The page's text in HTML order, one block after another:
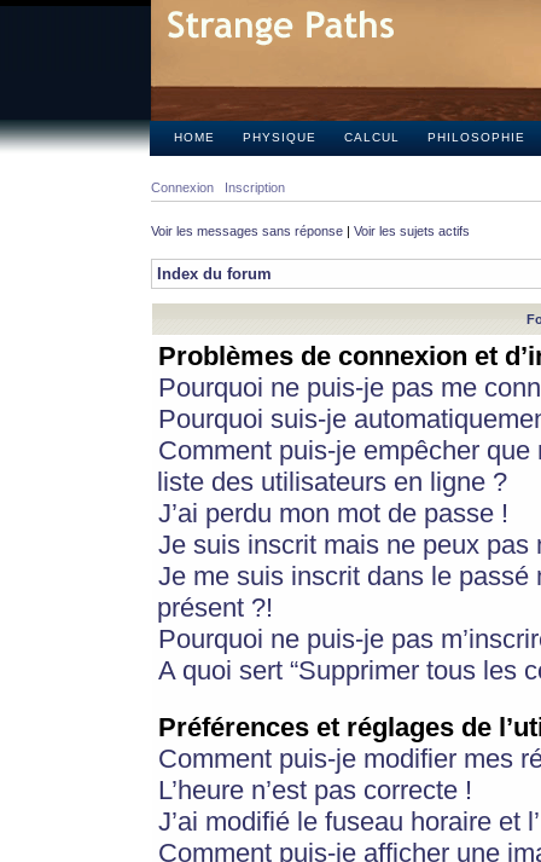
HOME PHYSIQUE CALCUL PHILOSOPHIE
Connexion Inscription
Voir les messages sans réponse | Voir les sujets actifs
Index du forum
Problèmes de connexion et
Pourquoi ne puis-je pas me
Pourquoi suis-je
Comment puis-je empêcher
liste des utilisateurs en ligne ?
J’ai perdu mon mot de passe !
Je suis inscrit mais ne peux pas
Je me suis inscrit dans le
présent ?!
Pourquoi ne puis-je pas
A quoi sert “Supprimer tous les
Préférences et réglages de
Comment puis-je modifier mes
L’heure n’est pas correcte !
J’ai modifié le fuseau horaire et
Comment puis-je afficher une